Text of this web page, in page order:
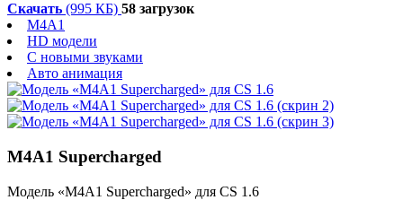
Скачать (995 КБ) 58 загрузок
M4A1
HD модели
С новыми звуками
Авто анимация
M4A1 Supercharged
Модель «M4A1 Supercharged» для CS 1.6